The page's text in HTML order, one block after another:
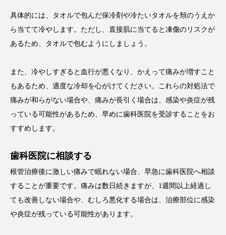
具体的には、タオルで包んだ保冷剤や冷たいタオルを頬のうえか
ら当てて冷やします。ただし、直接肌に当てると凍傷のリスクが
あるため、タオルで包むようにしましょう。
また、冷やしすぎると血行が悪くなり、かえって痛みが増すこと
もあるため、適度な冷却を心がけてください。これらの対処法で
痛みが和らがない場合や、痛みが長引く場合は、感染や炎症が残
っている可能性があるため、早めに歯科医院を受診することをお
すすめします。
歯科医院に相談する
根管治療後に激しい痛みで眠れない場合、早急に歯科医院へ相談
することが重要です。痛みは数日続きますが、1週間以上経過し
ても改善しない場合や、むしろ悪化する場合は、治療部位に感染
や炎症が残っている可能性があります。